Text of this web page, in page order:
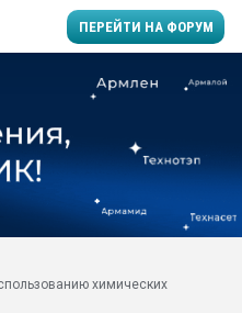
ПЕРЕЙТИ НА ФОРУМ
заводу пластмасс"
химических